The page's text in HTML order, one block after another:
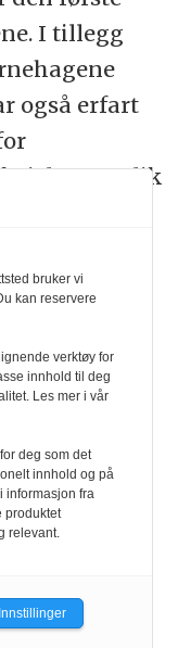
I tillegg
også erfart
slik
Men, dette
ekstra
tanke på
vi frigjør
mye
bruker vi
kan reservere
verktøy for
innhold til deg
Les mer i vår
deg som det
innhold og på
informasjon fra
produktet
relevant.
Innstillinger